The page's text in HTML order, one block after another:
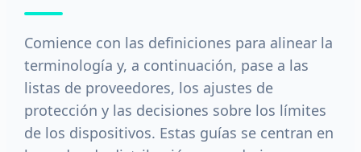
Comience con las definiciones para alinear la
terminología y, a continuación, pase a las
listas de proveedores, los ajustes de
protección y las decisiones sobre los límites
de los dispositivos. Estas guías se centran en